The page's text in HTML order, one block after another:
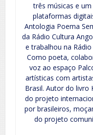
três músicas e
plataformas
Antologia Poema
da Rádio Cultura
e trabalhou na
Como poeta,
voz ao espaço
artísticas com
Brasil. Autor do livro
do projeto
por brasileiros,
do projeto